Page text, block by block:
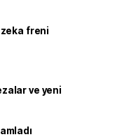
freni
ve yeni